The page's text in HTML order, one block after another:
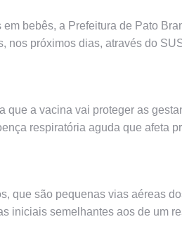
bebês, a Prefeitura de Pato
próximos dias, através do
a vacina vai proteger as
respiratória aguda que afeta
que são pequenas vias aéreas
iniciais semelhantes aos de um